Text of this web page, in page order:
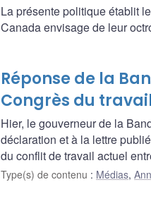
La présente politique établit
Canada envisage de leur
Réponse de la
Congrès du
Hier, le gouverneur de la
déclaration et à la lettre
du conflit de travail actuel
Type(s) de contenu : Médias,